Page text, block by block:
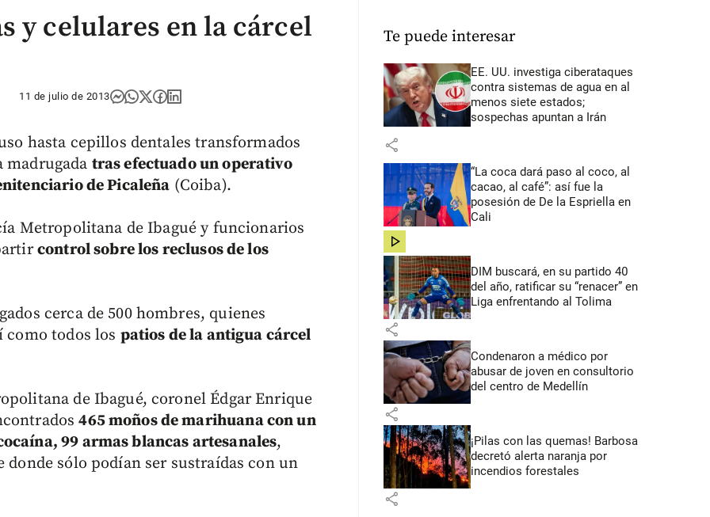
y celulares en la cárcel
11 de julio de 2013
hasta cepillos dentales transformados
madrugada tras efectuado un operativo
de Picaleña (Coiba).
Metropolitana de Ibagué y funcionarios
control sobre los reclusos de los
cerca de 500 hombres, quienes
como todos los patios de la antigua cárcel
de Ibagué, coronel Édgar Enrique
465 moños de marihuana con un
99 armas blancas artesanales,
donde sólo podían ser sustraídas con un
Te puede interesar
EE. UU. investiga ciberataques
contra sistemas de agua en al
menos siete estados;
sospechas apuntan a Irán
share
“La coca dará paso al coco, al
cacao, al café”: así fue la
posesión de De la Espriella en
Cali
share
DIM buscará, en su partido 40
del año, ratificar su “renacer” en
Liga enfrentando al Tolima
share
Condenaron a médico por
abusar de joven en consultorio
del centro de Medellín
share
¡Pilas con las quemas! Barbosa
decretó alerta naranja por
incendios forestales
share